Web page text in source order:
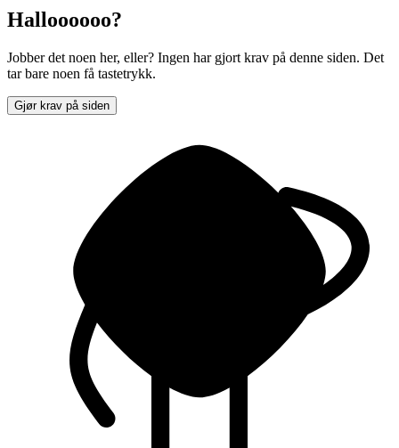
Halloooooo?
Jobber det noen her, eller? Ingen har gjort krav på denne siden. Det
tar bare noen få tastetrykk.
Gjør krav på siden